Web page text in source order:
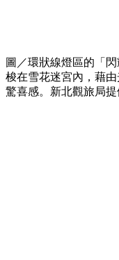
圖／環狀線燈區的「
梭在雪花迷宮內，藉
驚喜感。新北觀旅局提